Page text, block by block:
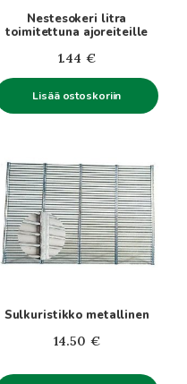
Nestesokeri litra
toimitettuna ajoreiteille
1.44 €
Lisää ostoskoriin
Sulkuristikko metallinen
14.50 €